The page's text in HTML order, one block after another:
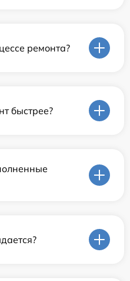
ремонта?
быстрее?